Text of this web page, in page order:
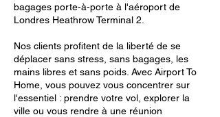
bagages porte-à-porte à l'aéroport de
Londres Heathrow Terminal 2.
Nos clients profitent de la liberté de se
déplacer sans stress, sans bagages, les
mains libres et sans poids. Avec Airport To
Home, vous pouvez vous concentrer sur
l'essentiel : prendre votre vol, explorer la
ville ou vous rendre à une réunion